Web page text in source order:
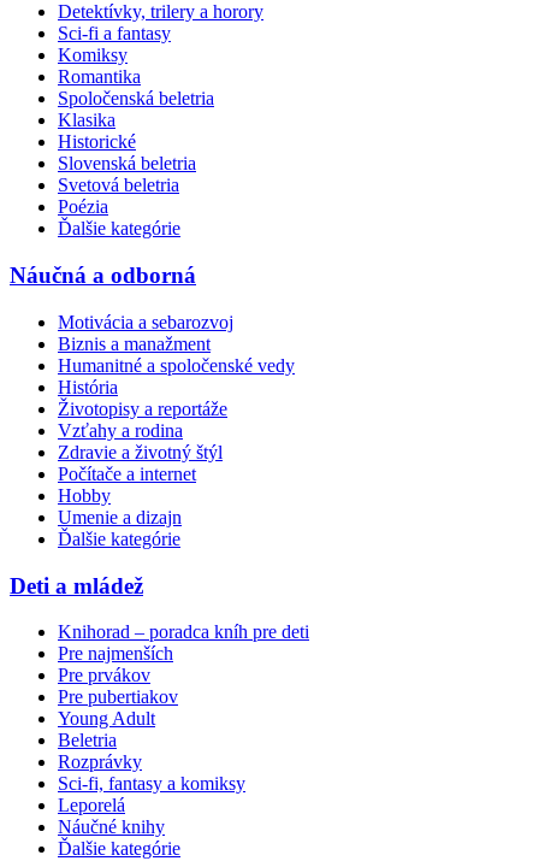
Detektívky, trilery a horory
Sci-fi a fantasy
Komiksy
Romantika
Spoločenská beletria
Klasika
Historické
Slovenská beletria
Svetová beletria
Poézia
Ďalšie kategórie
Náučná a odborná
Motivácia a sebarozvoj
Biznis a manažment
Humanitné a spoločenské vedy
História
Životopisy a reportáže
Vzťahy a rodina
Zdravie a životný štýl
Počítače a internet
Hobby
Umenie a dizajn
Ďalšie kategórie
Deti a mládež
Knihorad – poradca kníh pre deti
Pre najmenších
Pre prvákov
Pre pubertiakov
Young Adult
Beletria
Rozprávky
Sci-fi, fantasy a komiksy
Leporelá
Náučné knihy
Ďalšie kategórie